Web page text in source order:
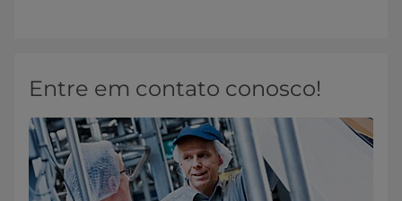
Entre em contato conosco!